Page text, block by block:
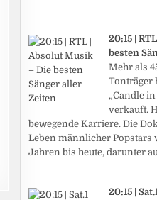
20:15 |
besten
Mehr als
Tonträger
„Candle
verkauft.
bewegende Karriere. Die
Leben männlicher Popstars
Jahren bis heute, darunter
20:15 |